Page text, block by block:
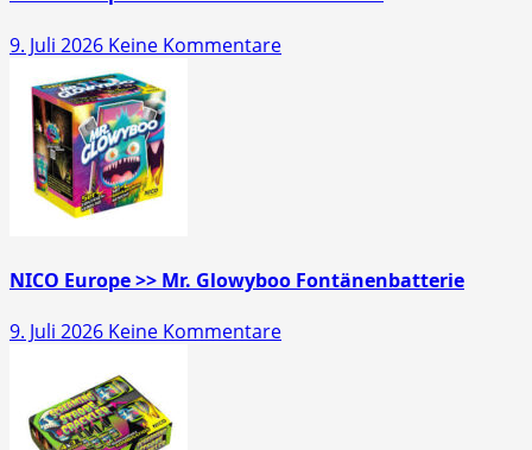
9. Juli 2026 Keine Kommentarezu
NICO Europe >> Mr. Glowyboo Fontänenbatterie
9. Juli 2026 Keine Kommentarezu